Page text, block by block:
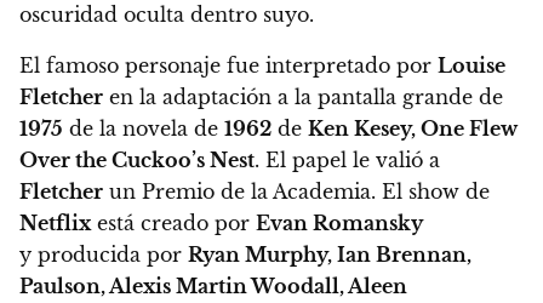
oscuridad oculta dentro suyo.
El famoso personaje fue interpretado por Louise
Fletcher en la adaptación a la pantalla grande de
1975 de la novela de 1962 de Ken Kesey, One Flew
Over the Cuckoo’s Nest. El papel le valió a
Fletcher un Premio de la Academia. El show de
Netflix está creado por Evan Romansky
y producida por Ryan Murphy, Ian Brennan,
Paulson, Alexis Martin Woodall, Aleen